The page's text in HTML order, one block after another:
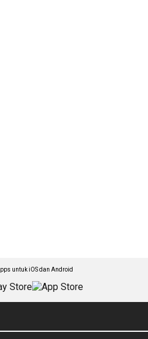
untuk iOS dan Android